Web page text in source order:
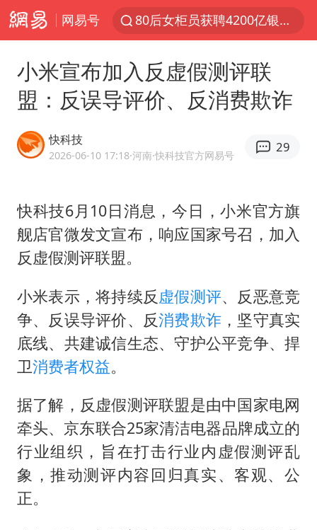
网易号
80后女柜员获聘4200亿银行副行长
金饰克价大幅跳涨
多地要求领导干部带头休假
龚宝冬烈士安葬仪式举行
浙江舟山21条水上客运航线停航
《歌手》歌王之战帮唱嘉宾官宣
今年4位周星驰电影配角去世
号召领导带头休假 是大家不想休吗
中国五箭齐发反制美国
要给全体职工“应休尽休”的底气
中国经济展现强大韧性和活力
小米宣布加入反虚假测评联
盟：反误导评价、反消费欺诈
快科技
2026-06-10 17:18·河南·快科技官方网易号
29
快科技6月10日消息，今日，小米官方旗
舰店官微发文宣布，响应国家号召，加入
反虚假测评联盟。
小米表示，将持续反虚假测评、反恶意竞
争、反误导评价、反消费欺诈 ，坚守真实
底线、共建诚信生态、守护公平竞争、捍
卫消费者权益。
据了解，反虚假测评联盟是由中国家电网
牵头、京东联合25家清洁电器品牌成立的
行业组织，旨在打击行业内虚假测评乱
象，推动测评内容回归真实、客观、公
正。